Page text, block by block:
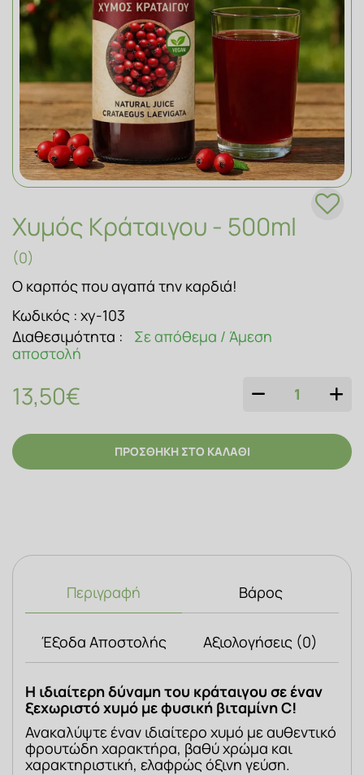
ΣΑΠΟΥΝΙΑ
Χυμός Κράταιγου - 500ml
(0)
Ο καρπός που αγαπά την καρδιά!
Κωδικός : xy-103
Διαθεσιμότητα :
Σε απόθεμα / Άμεση
αποστολή
13,50€
ΠΡΟΣΘΗΚΗ ΣΤΟ ΚΑΛΑΘΙ
Περιγραφή Βάρος
Έξοδα Αποστολής Αξιολογήσεις (0)
Η ιδιαίτερη δύναμη του κράταιγου σε έναν
ξεχωριστό χυμό με φυσική βιταμίνη C!
Ανακαλύψτε έναν ιδιαίτερο χυμό με αυθεντικό
φρουτώδη χαρακτήρα, βαθύ χρώμα και
χαρακτηριστική, ελαφρώς όξινη γεύση.